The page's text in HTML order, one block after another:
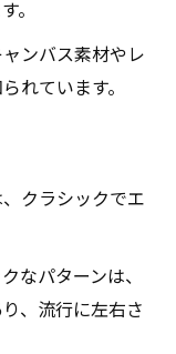
。
ンバス素材やレ
れています。
クラシックでエ
なパターンは、
、流行に左右さ